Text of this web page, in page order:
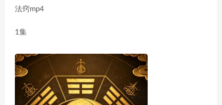
法窍mp4
1集